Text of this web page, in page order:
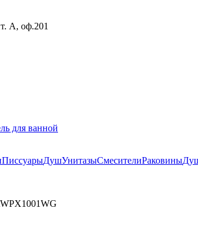
А, оф.201
для ванной
ПиссуарыДушУнитазыСмесителиРаковины